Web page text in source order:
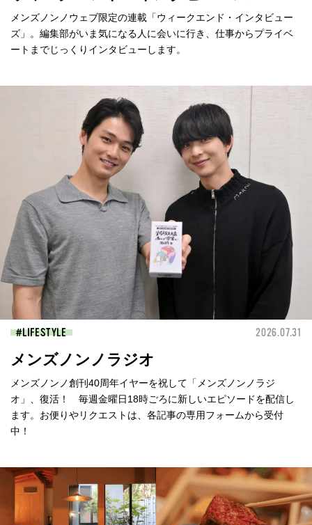
メンズノンノウェブ限定の連載「ウィークエンド・インタビュー
ズ」。編集部がいま気になる人に会いに行き、仕事からプライベ
ートまでじっくりインタビューします。
LIFESTYLE 2026.07.31
メンズノンノラジオ
メンズノンノ創刊40周年イヤーを祝して「メンズノンノラジ
オ」、復活！ 毎週金曜日18時ごろに新しいエピソードを配信し
ます。お便りやリクエストは、各記事の専用フォームから受付
中！